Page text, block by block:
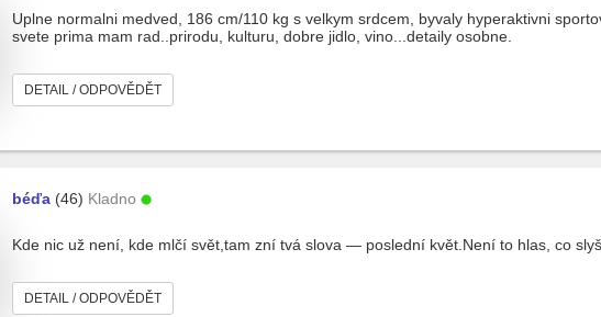
Uplne normalni medved, 186 cm/110 kg s velkym srdcem, byvaly hyperaktivni
svete prima mam rad..prirodu, kulturu, dobre jidlo, vino...detaily osobne.
DETAIL / ODPOVĚDĚT
béďa (46) Kladno
Kde nic už není, kde mlčí svět,tam zní tvá slova — poslední květ.Není to hlas, co
DETAIL / ODPOVĚDĚT